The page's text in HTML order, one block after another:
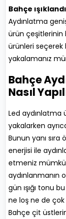
Bahçe
Aydınlatma
ürün çeşitlerinin
ürünleri
yakalamanız
Bahçe
Nasıl
Led aydınlatma
yakalarken
Bunun yanı sıra
enerjisi ile
etmeniz
aydınlanmanın
gün ışığı tonu
ne loş ne de çok
Bahçe çit